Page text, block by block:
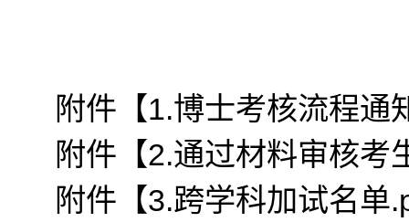
附件【1.博士考核流程通
附件【2.通过材料审核考
附件【3.跨学科加试名单